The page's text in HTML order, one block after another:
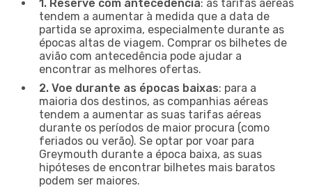
1. Reserve com antecedência: as tarifas aéreas
tendem a aumentar à medida que a data de
partida se aproxima, especialmente durante as
épocas altas de viagem. Comprar os bilhetes de
avião com antecedência pode ajudar a
encontrar as melhores ofertas.
2. Voe durante as épocas baixas: para a
maioria dos destinos, as companhias aéreas
tendem a aumentar as suas tarifas aéreas
durante os períodos de maior procura (como
feriados ou verão). Se optar por voar para
Greymouth durante a época baixa, as suas
hipóteses de encontrar bilhetes mais baratos
podem ser maiores.